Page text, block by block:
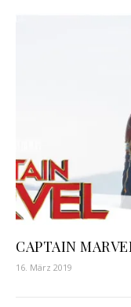
CAPTAIN
16. März 2019